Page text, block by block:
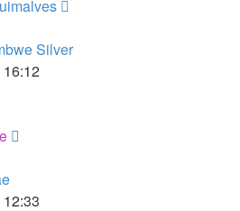
Silver